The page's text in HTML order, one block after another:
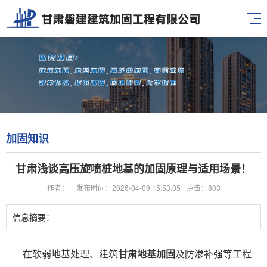
加固知识
甘肃浅谈高压旋喷桩地基的加固原理与适用场景！
作者： 发布时间：2026-04-09 15:53:05 点击：803
信息摘要：
在软弱地基处理、建筑甘肃地基加固及防渗补强等工程